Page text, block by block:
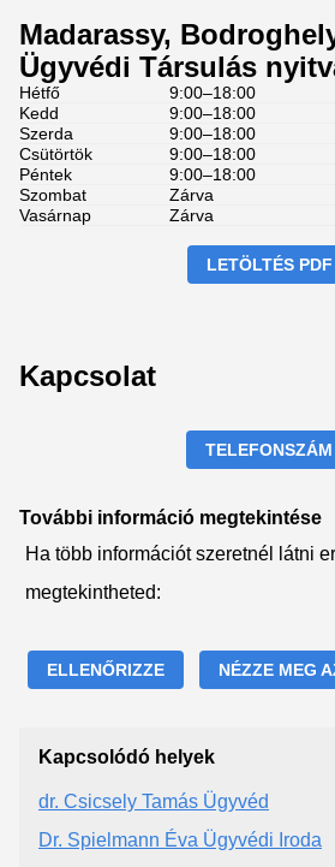
Madarassy,
Ügyvédi Társulás
Hétfő
9:00–18:00
Kedd
9:00–18:00
Szerda
9:00–18:00
Csütörtök
9:00–18:00
Péntek
9:00–18:00
Szombat
Zárva
Vasárnap
Zárva
LETÖLTÉS PDF
Kapcsolat
TELEFONSZÁM
További információ megtekintése
Ha több információt szeretnél látni
megtekintheted:
ELLENŐRIZZE NÉZZE MEG
Kapcsolódó helyek
dr. Csicsely Tamás Ügyvéd
Dr. Spielmann Éva Ügyvédi Iroda